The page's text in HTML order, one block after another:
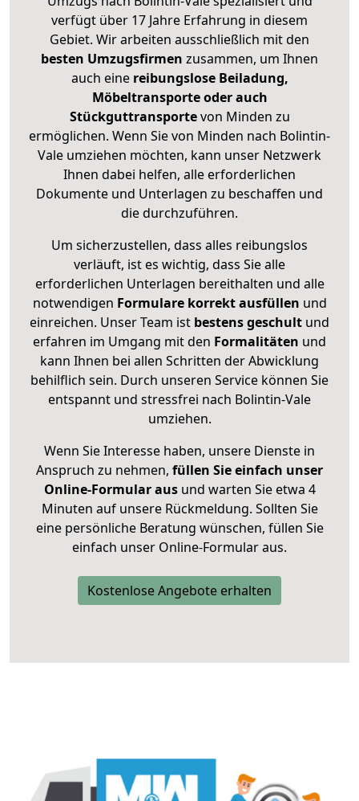
verfügt über 17 Jahre Erfahrung in diesem
Gebiet. Wir arbeiten ausschließlich mit den
besten Umzugsfirmen zusammen, um Ihnen
auch eine reibungslose Beiladung,
Möbeltransporte oder auch
Stückguttransportevon Minden zu
ermöglichen. Wenn Sie von Minden nach Bolintin-
Vale umziehen möchten, kann unser Netzwerk
Ihnen dabei helfen, alle erforderlichen
Dokumente und Unterlagen zu beschaffen und
die durchzuführen.
Um sicherzustellen, dass alles reibungslos
verläuft, ist es wichtig, dass Sie alle
erforderlichen Unterlagen bereithalten und alle
notwendigen Formulare korrekt ausfüllen und
einreichen. Unser Team ist bestens geschult und
erfahren im Umgang mit den Formalitäten und
kann Ihnen bei allen Schritten der Abwicklung
behilflich sein. Durch unseren Service können Sie
entspannt und stressfrei nach Bolintin-Vale
umziehen.
Wenn Sie Interesse haben, unsere Dienste in
Anspruch zu nehmen, füllen Sie einfach unser
Online-Formular ausund warten Sie etwa 4
Minuten auf unsere Rückmeldung. Sollten Sie
eine persönliche Beratung wünschen, füllen Sie
einfach unser Online-Formular aus.
Kostenlose Angebote erhalten